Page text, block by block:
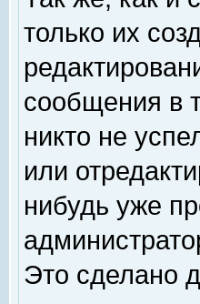
только их
сообщения в
никто не
или
нибудь уже
Это сделано